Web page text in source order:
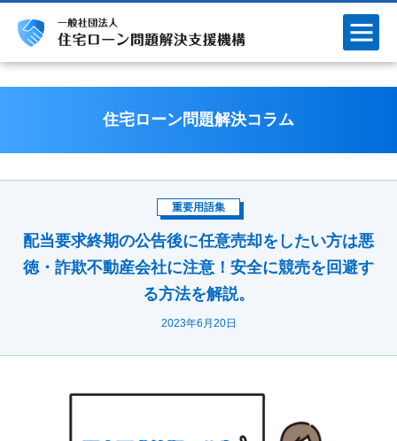
住宅ローン問題解決コラム
重要用語集
配当要求終期の公告後に任意売却をしたい方は悪
徳・詐欺不動産会社に注意！安全に競売を回避す
る方法を解説。
2023年6月20日